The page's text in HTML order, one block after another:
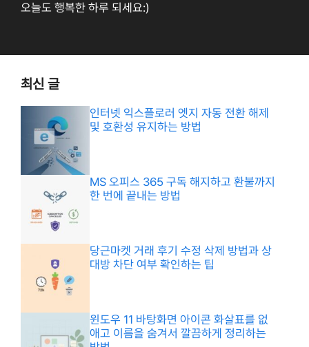
오늘도 행복한 하루 되세요:)
최신 글
인터넷 익스플로러 엣지 자동 전환 해제
및 호환성 유지하는 방법
MS 오피스 365 구독 해지하고 환불까지
한 번에 끝내는 방법
당근마켓 거래 후기 수정 삭제 방법과 상
대방 차단 여부 확인하는 팁
윈도우 11 바탕화면 아이콘 화살표를 없
애고 이름을 숨겨서 깔끔하게 정리하는